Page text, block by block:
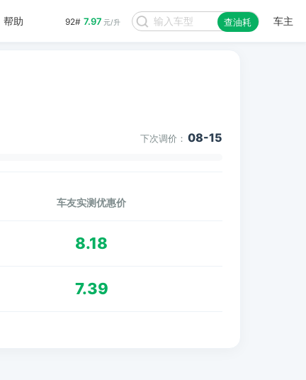
92# 7.97 元/升 查油耗 车主
帮助
下次调价： 08-15
车友实测优惠价
8.18
7.39